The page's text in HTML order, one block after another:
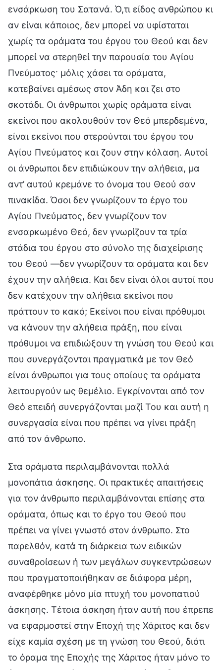
ενσάρκωση του Σατανά. Ό,τι είδος ανθρώπου κι
αν είναι κάποιος, δεν μπορεί να υφίσταται
χωρίς τα οράματα του έργου του Θεού και δεν
μπορεί να στερηθεί την παρουσία του Αγίου
Πνεύματος· μόλις χάσει τα οράματα,
κατεβαίνει αμέσως στον Άδη και ζει στο
σκοτάδι. Οι άνθρωποι χωρίς οράματα είναι
εκείνοι που ακολουθούν τον Θεό μπερδεμένα,
είναι εκείνοι που στερούνται του έργου του
Αγίου Πνεύματος και ζουν στην κόλαση. Αυτοί
οι άνθρωποι δεν επιδιώκουν την αλήθεια, μα
αντ’ αυτού κρεμάνε το όνομα του Θεού σαν
πινακίδα. Όσοι δεν γνωρίζουν το έργο του
Αγίου Πνεύματος, δεν γνωρίζουν τον
ενσαρκωμένο Θεό, δεν γνωρίζουν τα τρία
στάδια του έργου στο σύνολο της διαχείρισης
του Θεού —δεν γνωρίζουν τα οράματα και δεν
έχουν την αλήθεια. Και δεν είναι όλοι αυτοί που
δεν κατέχουν την αλήθεια εκείνοι που
πράττουν το κακό; Εκείνοι που είναι πρόθυμοι
να κάνουν την αλήθεια πράξη, που είναι
πρόθυμοι να επιδιώξουν τη γνώση του Θεού και
που συνεργάζονται πραγματικά με τον Θεό
είναι άνθρωποι για τους οποίους τα οράματα
λειτουργούν ως θεμέλιο. Εγκρίνονται από τον
Θεό επειδή συνεργάζονται μαζί Του και αυτή η
συνεργασία είναι που πρέπει να γίνει πράξη
από τον άνθρωπο.
Στα οράματα περιλαμβάνονται πολλά
μονοπάτια άσκησης. Οι πρακτικές απαιτήσεις
για τον άνθρωπο περιλαμβάνονται επίσης στα
οράματα, όπως και το έργο του Θεού που
πρέπει να γίνει γνωστό στον άνθρωπο. Στο
παρελθόν, κατά τη διάρκεια των ειδικών
συναθροίσεων ή των μεγάλων συγκεντρώσεων
που πραγματοποιήθηκαν σε διάφορα μέρη,
αναφέρθηκε μόνο μία πτυχή του μονοπατιού
άσκησης. Τέτοια άσκηση ήταν αυτή που έπρεπε
να εφαρμοστεί στην Εποχή της Χάριτος και δεν
είχε καμία σχέση με τη γνώση του Θεού, διότι
το όραμα της Εποχής της Χάριτος ήταν μόνο το